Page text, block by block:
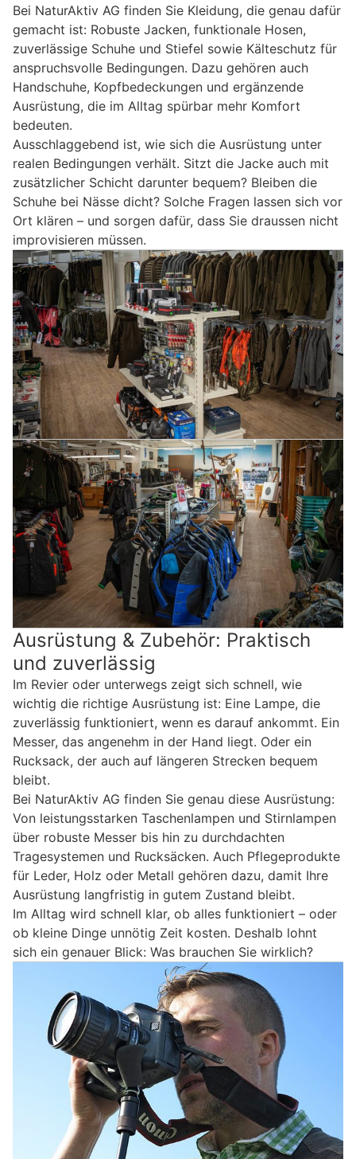
Bei NaturAktiv AG finden Sie Kleidung, die genau dafür
gemacht ist: Robuste Jacken, funktionale Hosen,
zuverlässige Schuhe und Stiefel sowie Kälteschutz für
anspruchsvolle Bedingungen. Dazu gehören auch
Handschuhe, Kopfbedeckungen und ergänzende
Ausrüstung, die im Alltag spürbar mehr Komfort
bedeuten.
Ausschlaggebend ist, wie sich die Ausrüstung unter
realen Bedingungen verhält. Sitzt die Jacke auch mit
zusätzlicher Schicht darunter bequem? Bleiben die
Schuhe bei Nässe dicht? Solche Fragen lassen sich vor
Ort klären – und sorgen dafür, dass Sie draussen nicht
improvisieren müssen.
Ausrüstung & Zubehör: Praktisch
und zuverlässig
Im Revier oder unterwegs zeigt sich schnell, wie
wichtig die richtige Ausrüstung ist: Eine Lampe, die
zuverlässig funktioniert, wenn es darauf ankommt. Ein
Messer, das angenehm in der Hand liegt. Oder ein
Rucksack, der auch auf längeren Strecken bequem
bleibt.
Bei NaturAktiv AG finden Sie genau diese Ausrüstung:
Von leistungsstarken Taschenlampen und Stirnlampen
über robuste Messer bis hin zu durchdachten
Tragesystemen und Rucksäcken. Auch Pflegeprodukte
für Leder, Holz oder Metall gehören dazu, damit Ihre
Ausrüstung langfristig in gutem Zustand bleibt.
Im Alltag wird schnell klar, ob alles funktioniert – oder
ob kleine Dinge unnötig Zeit kosten. Deshalb lohnt
sich ein genauer Blick: Was brauchen Sie wirklich?